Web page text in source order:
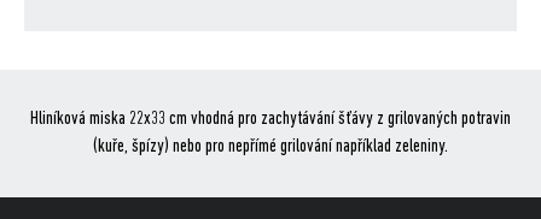
Hliníková miska 22x33 cm vhodná pro zachytávání šťávy z grilovaných potravin
(kuře, špízy) nebo pro nepřímé grilování například zeleniny.